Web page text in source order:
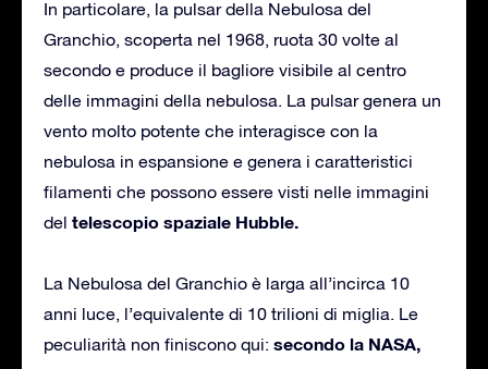
In particolare, la pulsar della Nebulosa del
Granchio, scoperta nel 1968, ruota 30 volte al
secondo e produce il bagliore visibile al centro
delle immagini della nebulosa. La pulsar genera un
vento molto potente che interagisce con la
nebulosa in espansione e genera i caratteristici
filamenti che possono essere visti nelle immagini
del telescopio spaziale Hubble.
La Nebulosa del Granchio è larga all’incirca 10
anni luce, l’equivalente di 10 trilioni di miglia. Le
peculiarità non finiscono qui: secondo la NASA,